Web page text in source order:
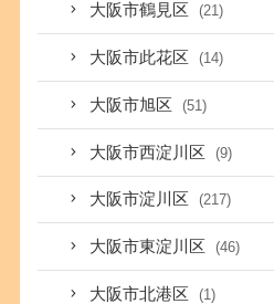
大阪市鶴見区 (21)
大阪市此花区 (14)
大阪市旭区 (51)
大阪市西淀川区 (9)
大阪市淀川区 (217)
大阪市東淀川区 (46)
大阪市北港区 (1)